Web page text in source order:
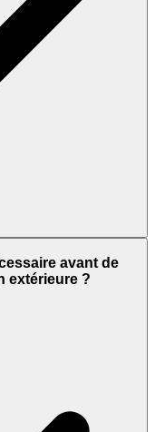
avant de
extérieure ?